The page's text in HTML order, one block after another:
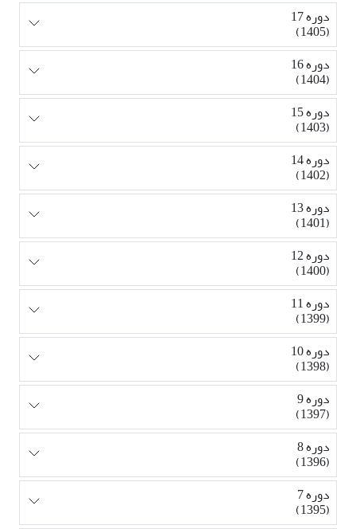
دوره 17
(1405)
دوره 16
(1404)
دوره 15
(1403)
دوره 14
(1402)
دوره 13
(1401)
دوره 12
(1400)
دوره 11
(1399)
دوره 10
(1398)
دوره 9
(1397)
دوره 8
(1396)
دوره 7
(1395)